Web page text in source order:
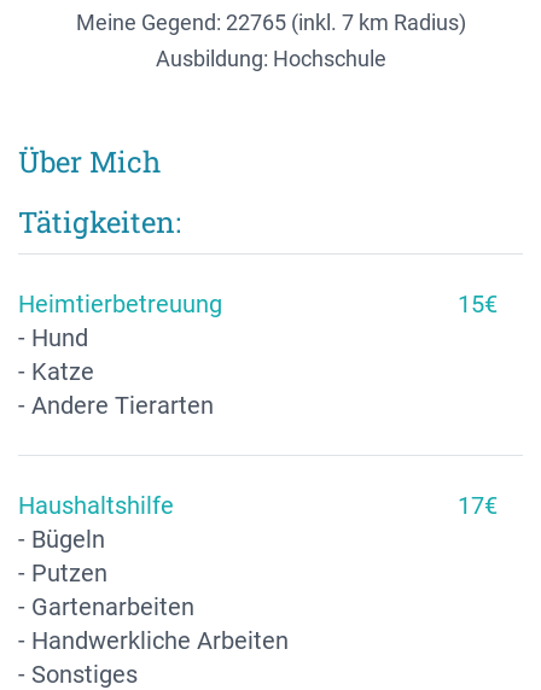
Meine Gegend: 22765 (inkl. 7 km Radius)
Ausbildung: Hochschule
Über Mich
Tätigkeiten:
Heimtierbetreuung
- Hund
- Katze
- Andere Tierarten
15€
Haushaltshilfe
- Bügeln
- Putzen
- Gartenarbeiten
- Handwerkliche Arbeiten
- Sonstiges
17€